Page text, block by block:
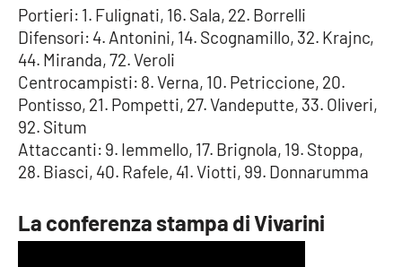
Eventi
Food
Storie
Lacplay.it
Portieri: 1. Fulignati, 16. Sala, 22. Borrelli
Difensori: 4. Antonini, 14. Scognamillo, 32. Krajnc,
44. Miranda, 72. Veroli
Centrocampisti: 8. Verna, 10. Petriccione, 20.
Pontisso, 21. Pompetti, 27. Vandeputte, 33. Oliveri,
92. Situm
Attaccanti: 9. Iemmello, 17. Brignola, 19. Stoppa,
28. Biasci, 40. Rafele, 41. Viotti, 99. Donnarumma
La conferenza stampa di Vivarini